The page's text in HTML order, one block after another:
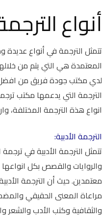
أنواع
تتمثل الترجمة في أنواع
المعتمدة هي التي يتم من
لدي مكتب جودة فريق من افضل
الترجمة التي يدعمها مكتب
انواع هذة الترجمة
الترجمة الأدبية:
تتمثل الترجمة الأدبية في
والروايات والقصص بكل
معتمدين. حيث أن الترجمة
مراعاة المعنى الحقيقي